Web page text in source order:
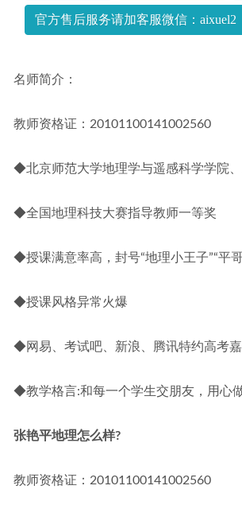
官方售后服务请加客服微信：aixuel2
名师简介：
教师资格证：20101100141002560
◆北京师范大学地理学与遥感科学学院
◆全国地理科技大赛指导教师一等奖
◆授课满意率高，封号“地理小王子”“平
◆授课风格异常火爆
◆网易、考试吧、新浪、腾讯特约高考
◆教学格言:和每一个学生交朋友，用心
张艳平地理怎么样?
教师资格证：20101100141002560